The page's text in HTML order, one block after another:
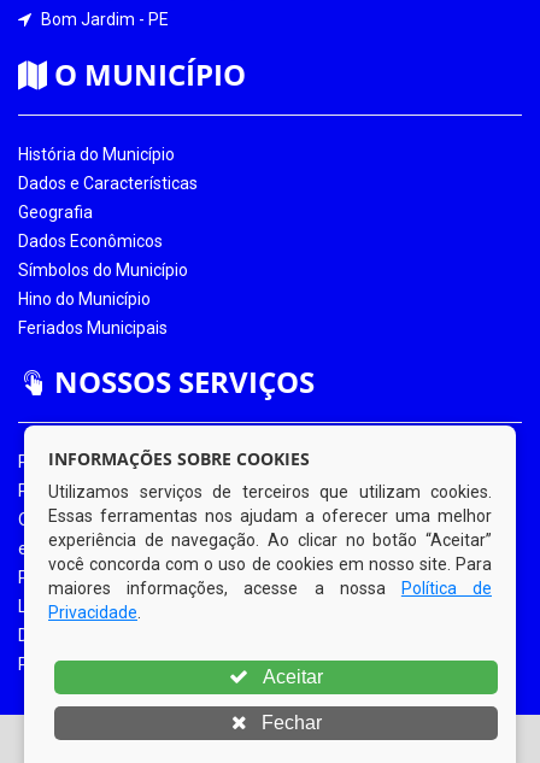
Bom Jardim - PE
O MUNICÍPIO
História do Município
Dados e Características
Geografia
Dados Econômicos
Símbolos do Município
Hino do Município
Feriados Municipais
NOSSOS SERVIÇOS
Portal da Transparência
Portal da Transparência COVID-19
Ouvidoria Eletrônica
e-SIC
Processos de Licitação
Licitações em Andamento
Diário Oficial
Portal do Contribuinte
© Copyright 2026 Prefeitura Municipal de Bom Jardim |
INFORMAÇÕES SOBRE COOKIES
Utilizamos serviços de terceiros que utilizam cookies.
Essas ferramentas nos ajudam a oferecer uma melhor
experiência de navegação. Ao clicar no botão “Aceitar”
você concorda com o uso de cookies em nosso site. Para
maiores informações, acesse a nossa
Política de
Privacidade
Aceitar
Fechar